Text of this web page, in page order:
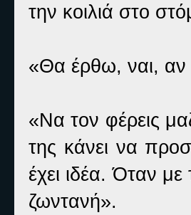
την κοιλιά στο
«Θα έρθω, ναι,
«Να τον φέρεις
της κάνει να
έχει ιδέα. Όταν
ζωντανή».